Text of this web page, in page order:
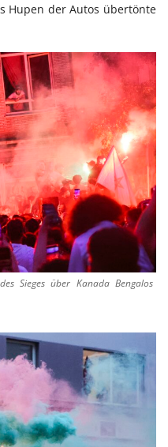
Hupen der Autos übertönte
Sieges über Kanada Bengalos